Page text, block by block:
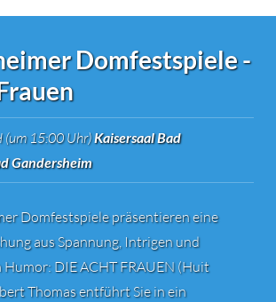
Domfestspiele -
(um 15:00 Uhr)Kaisersaal Bad
Gandersheim
Domfestspiele präsentieren eine
aus Spannung, Intrigen und
Humor: DIE ACHT FRAUEN (Huit
Thomas entführt Sie in ein